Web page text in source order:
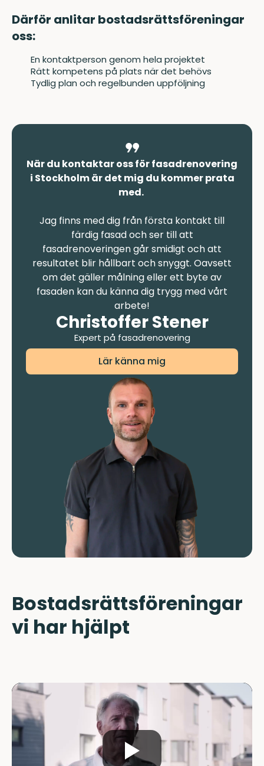
Därför anlitar bostadsrättsföreningar
oss:
En kontaktperson genom hela projektet
Rätt kompetens på plats när det behövs
Tydlig plan och regelbunden uppföljning
När du kontaktar oss för fasadrenovering
i Stockholm är det mig du kommer prata
med.
Jag finns med dig från första kontakt till
färdig fasad och ser till att
fasadrenoveringen går smidigt och att
resultatet blir hållbart och snyggt. Oavsett
om det gäller målning eller ett byte av
fasaden kan du känna dig trygg med vårt
arbete!
Christoffer Stener
Expert på fasadrenovering
Lär känna mig
Bostadsrättsföreningar
vi har hjälpt